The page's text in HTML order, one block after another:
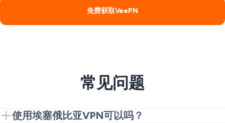
免费获取VeePN
常见问题
使用埃塞俄比亚VPN可以吗？